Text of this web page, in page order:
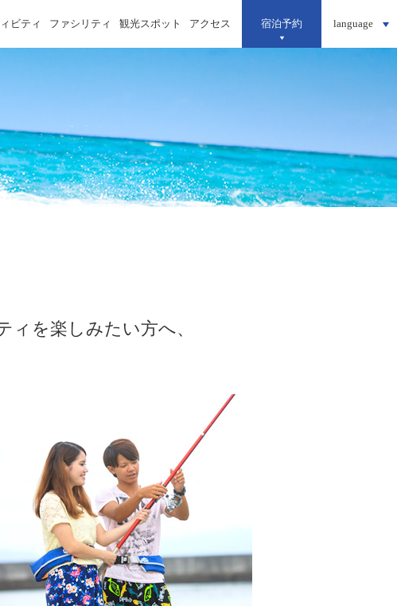
ビティ ファシリティ 観光スポット アクセス 宿泊予約 language
を楽しみたい方へ、